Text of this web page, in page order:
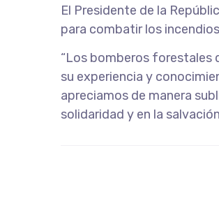
El Presidente de la
para combatir los
“Los bomberos forestales
su experiencia y
apreciamos de manera
solidaridad y en la